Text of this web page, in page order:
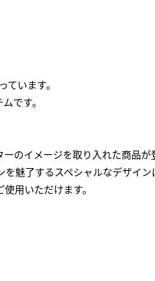
います。
です。
のイメージを取り入れた商品が
魅了するスペシャルなデザイン
用いただけます。